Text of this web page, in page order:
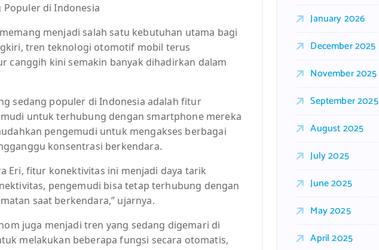
di Indonesia
menjadi salah satu kebutuhan utama bagi
tren teknologi otomotif mobil terus
canggih kini semakin banyak dihadirkan dalam
sedang populer di Indonesia adalah fitur
untuk terhubung dengan smartphone mereka
pengemudi untuk mengakses berbagai
konsentrasi berkendara.
Eri, fitur konektivitas ini menjadi daya tarik
pengemudi bisa tetap terhubung dengan
saat berkendara,” ujarnya.
juga menjadi tren yang sedang digemari di
melakukan beberapa fungsi secara otomatis,
January 2026
December 2025
November 2025
September 2025
August 2025
July 2025
June 2025
May 2025
April 2025